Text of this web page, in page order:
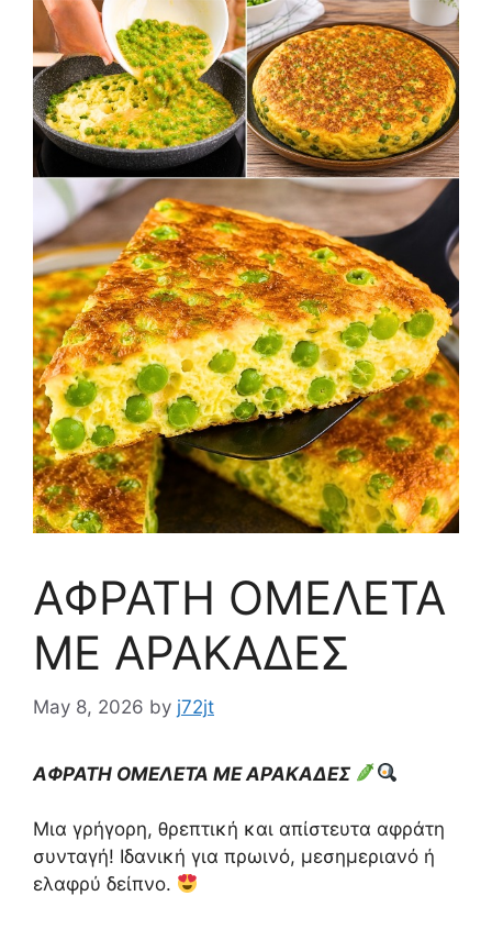
ΑΦΡΑΤΗ ΟΜΕΛΕΤΑ
ΜΕ ΑΡΑΚΑΔΕΣ
May 8, 2026 by j72jt
ΑΦΡΑΤΗ ΟΜΕΛΕΤΑ ΜΕ ΑΡΑΚΑΔΕΣ
Μια γρήγορη, θρεπτική και απίστευτα αφράτη
συνταγή! Ιδανική για πρωινό, μεσημεριανό ή
ελαφρύ δείπνο.